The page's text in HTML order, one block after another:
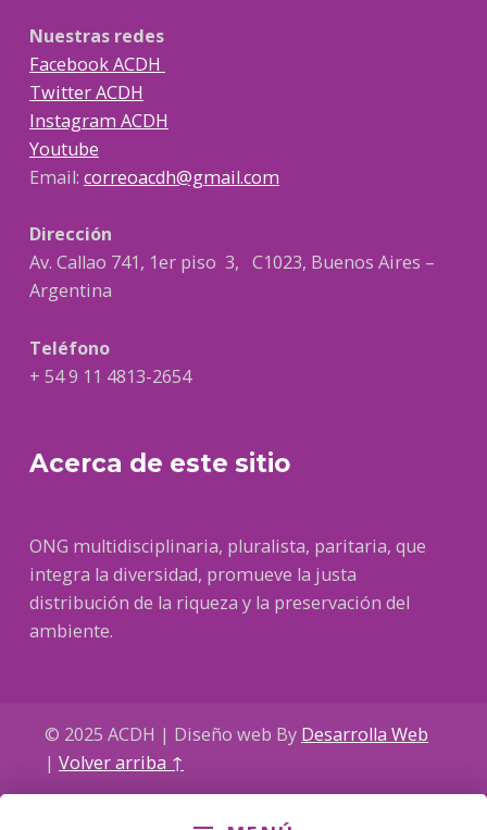
Nuestras redes
Facebook ACDH
Twitter ACDH
Instagram ACDH
Youtube
Email: correoacdh@gmail.com
Dirección
Av. Callao 741, 1er piso 3, C1023, Buenos Aires –
Argentina
Teléfono
+ 54 9 11 4813-2654
Acerca de este sitio
ONG multidisciplinaria, pluralista, paritaria, que
integra la diversidad, promueve la justa
distribución de la riqueza y la preservación del
ambiente.
© 2025 ACDH | Diseño web By Desarrolla Web
|Volver arriba ↑